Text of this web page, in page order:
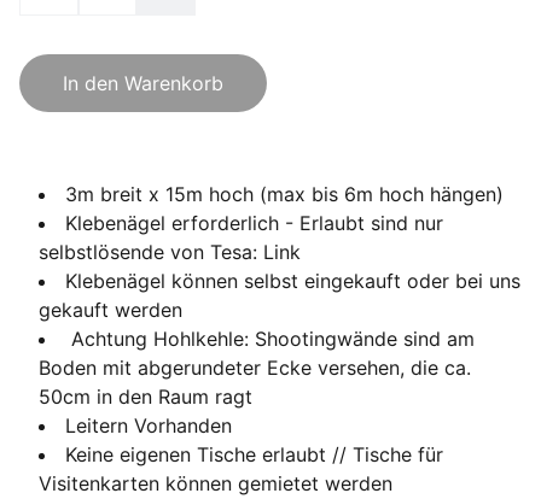
In den Warenkorb
3m breit x 15m hoch (max bis 6m hoch hängen)
Klebenägel erforderlich - Erlaubt sind nur
selbstlösende von Tesa: Link
Klebenägel können selbst eingekauft oder bei uns
gekauft werden
Achtung Hohlkehle: Shootingwände sind am
Boden mit abgerundeter Ecke versehen, die ca.
50cm in den Raum ragt
Leitern Vorhanden
Keine eigenen Tische erlaubt // Tische für
Visitenkarten können gemietet werden